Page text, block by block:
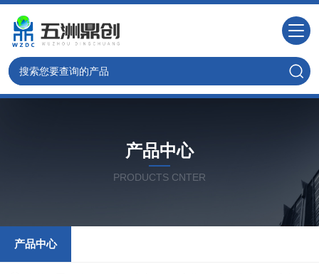
产品中心
PRODUCTS CNTER
产品中心